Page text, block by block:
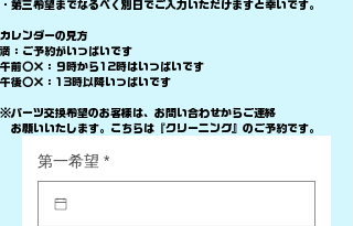
​・第三希望までなるべく別日でご入力いただけますと幸いです。
​カレンダーの見方
満：ご予約がいっぱいです
午前〇×：９時から12時はいっぱいです
午後〇×：13時以降いっぱいです
※パーツ交換希望のお客様は、お問い合わせからご連絡
​ お願いいたします。こちらは『クリーニング』のご予約です。
第一希望 *